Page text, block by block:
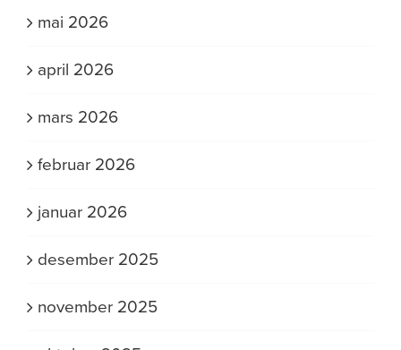
mai 2026
april 2026
mars 2026
februar 2026
januar 2026
desember 2025
november 2025